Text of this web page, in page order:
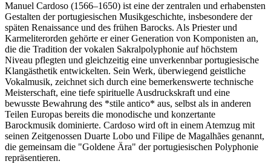
Manuel Cardoso (1566–1650) ist eine der zentralen und erhabensten
Gestalten der portugiesischen Musikgeschichte, insbesondere der
späten Renaissance und des frühen Barocks. Als Priester und
Karmeliterorden gehörte er einer Generation von Komponisten an,
die die Tradition der vokalen Sakralpolyphonie auf höchstem
Niveau pflegten und gleichzeitig eine unverkennbar portugiesische
Klangästhetik entwickelten. Sein Werk, überwiegend geistliche
Vokalmusik, zeichnet sich durch eine bemerkenswerte technische
Meisterschaft, eine tiefe spirituelle Ausdruckskraft und eine
bewusste Bewahrung des *stile antico* aus, selbst als in anderen
Teilen Europas bereits die monodische und konzertante
Barockmusik dominierte. Cardoso wird oft in einem Atemzug mit
seinen Zeitgenossen Duarte Lobo und Filipe de Magalhães genannt,
die gemeinsam die "Goldene Ära" der portugiesischen Polyphonie
repräsentieren.